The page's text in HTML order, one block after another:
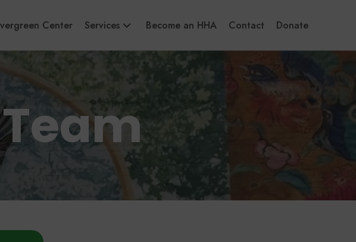
Center Services Become an HHA Contact Donate